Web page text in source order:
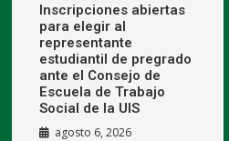
Inscripciones abiertas
para elegir al
representante
estudiantil de pregrado
ante el Consejo de
Escuela de Trabajo
Social de la UIS
agosto 6, 2026